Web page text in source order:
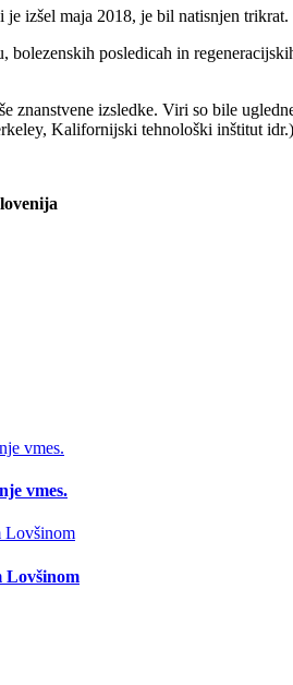
je izšel maja 2018, je bil natisnjen trikrat.
bolezenskih posledicah in
znanstvene izsledke. Viri so bile
Kalifornijski tehnološki inštitut
vmes.
Lovšinom